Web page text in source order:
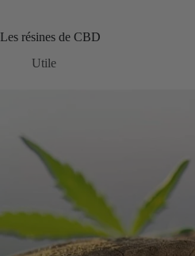
Les résines de CBD
Utile